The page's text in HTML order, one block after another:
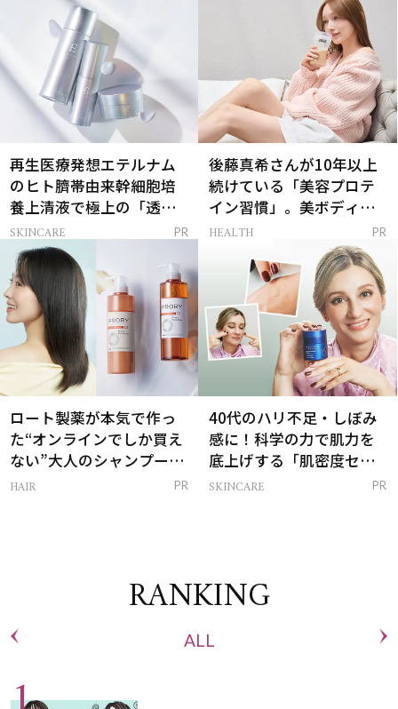
再生医療発想エテルナム
のヒト臍帯由来幹細胞培
養上清液で極上の「透明
感ハリ肌」へ
SKINCARE PR
後藤真希さんが10年以上
続けている「美容プロテ
イン習慣」。美ボディを
支える朝ルーティンと
HEALTH PR
ロート製薬が本気で作っ
た“オンラインでしか買え
ない”大人のシャンプー＆
トリートメントって？
HAIR PR
40代のハリ不足・しぼみ
感に！科学の力で肌力を
底上げする「肌密度セラ
ム」
SKINCARE PR
RANKING
ALL